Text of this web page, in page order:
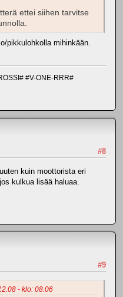
ettei siihen tarvitse
pikkulohkolla mihinkään.
#V-ONE-RRR#
#8
kuin moottorista eri
kulkua lisää haluaa.
#9
- klo: 08.06